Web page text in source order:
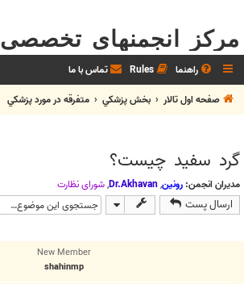
مرکز انجمنهای تخصصی
راهنما Rules تماس با ما
صفحه اول تالار
بخش پزشکي متفرقه در مورد پزشکي
گرد سفید چیست؟
مدیران انجمن: رونین,
Dr.Akhavan
,شوراي نظارت
ارسال پست
New Member
shahinmp